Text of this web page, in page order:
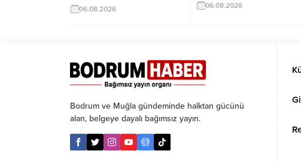
Evde kolayca
sunuyor.
06.08.2026
araştırmaların kurubaklagilleri
belirtiyor. Özellikle mercimek,
nohut ve fasulyenin hem
yüksek protein hem de lif
içeriğiyle uzun vadeli sağlık
açısından önemli avantajlar
sunduğu ifade ediliyor.
06.08.2026
Bodrum ve Muğla gündeminde halktan gücünü
alan, belgeye dayalı bağımsız yayın.